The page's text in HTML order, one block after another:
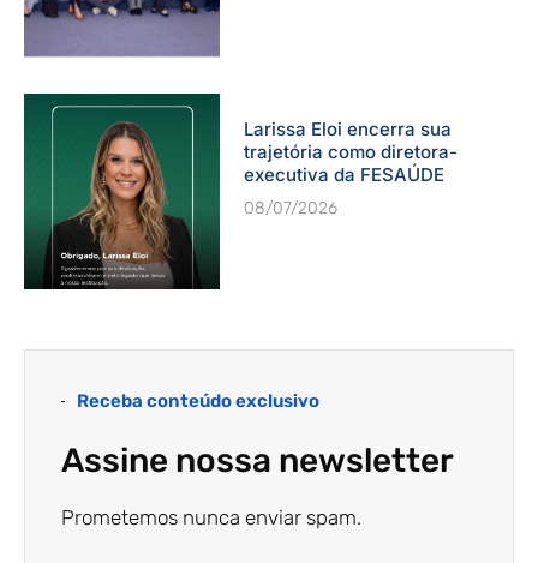
Larissa Eloi encerra sua
trajetória como diretora-
executiva da FESAÚDE
08/07/2026
Receba conteúdo exclusivo
Assine nossa newsletter
Prometemos nunca enviar spam.